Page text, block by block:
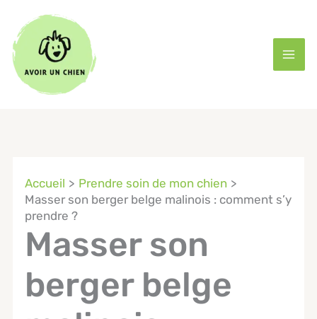
contenu
Accueil
Prendre soin de mon chien
Masser son berger belge malinois : comment s’y
prendre ?
Masser son
berger belge